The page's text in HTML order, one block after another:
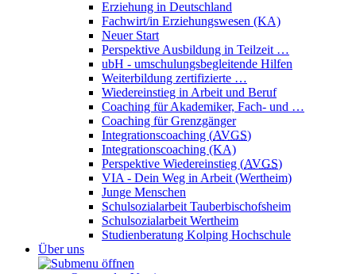
Erziehung in Deutschland
Fachwirt/in Erziehungswesen (KA)
Neuer Start
Perspektive Ausbildung in Teilzeit …
ubH - umschulungsbegleitende Hilfen
Weiterbildung zertifizierte …
Wiedereinstieg in Arbeit und Beruf
Coaching für Akademiker, Fach- und …
Coaching für Grenzgänger
Integrationscoaching (AVGS)
Integrationscoaching (KA)
Perspektive Wiedereinstieg (AVGS)
VIA - Dein Weg in Arbeit (Wertheim)
Junge Menschen
Schulsozialarbeit Tauberbischofsheim
Schulsozialarbeit Wertheim
Studienberatung Kolping Hochschule
Über uns